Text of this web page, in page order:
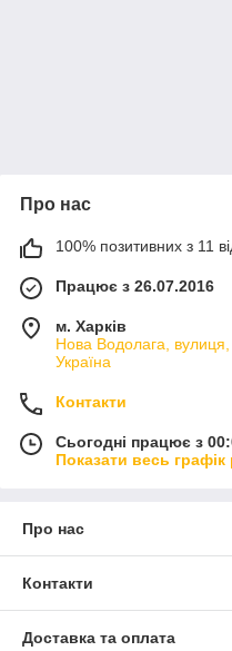
Про нас
100% позитивних з 11
Працює з 26.07.2016
м. Харків
Нова Водолага, вулиця,
Україна
Контакти
Сьогодні працює з
Показати весь графік
Про нас
Контакти
Доставка та оплата